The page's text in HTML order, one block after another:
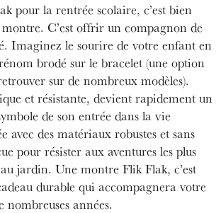
pour la rentrée scolaire, c’est bien
C’est offrir un compagnon de
Imaginez le sourire de votre enfant en
brodé sur le bracelet (une option
sur de nombreux modèles).
et résistante, devient rapidement un
de son entrée dans la vie
avec des matériaux robustes et sans
pour résister aux aventures les plus
jardin. Une montre Flik Flak, c’est
durable qui accompagnera votre
années.